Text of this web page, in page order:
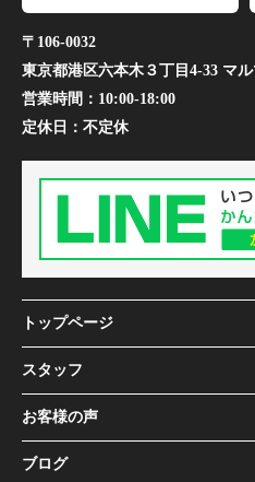
〒106-0032
東京都港区六本木３丁目4-33 マ
営業時間： 10:00-18:00
定休日： 不定休
トップページ
スタッフ
お客様の声
ブログ